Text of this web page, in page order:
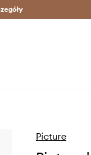
24h >
Picture